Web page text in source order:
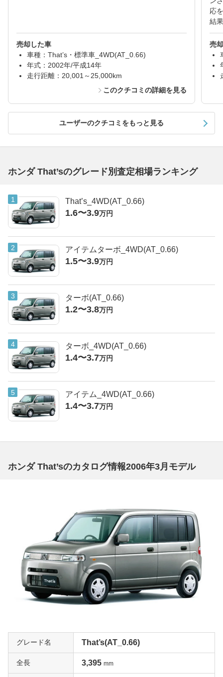
売却した車
車種：That’s・標準車_4WD(AT_0.66)
年式：2002年/平成14年
走行距離：20,001～25,000km
このクチコミの詳細を見る
応
結
売
ユーザーのクチコミをもっと見る
ホンダ That’sのグレード別査定相場ランキング
That’s_4WD(AT_0.66)
1.6〜3.9万円
アイテムターボ_4WD(AT_0.66)
1.5〜3.9万円
ターボ(AT_0.66)
1.2〜3.8万円
ターボ_4WD(AT_0.66)
1.4〜3.7万円
アイテム_4WD(AT_0.66)
1.4〜3.7万円
ホンダ That’sのカタログ情報2006年3月モデル
グレード名 That’s(AT_0.66)
全長 3,395 mm